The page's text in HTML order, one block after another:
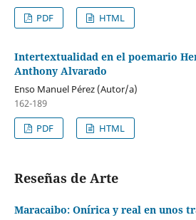
PDF
HTML
Intertextualidad en el poemario
Anthony Alvarado
Enso Manuel Pérez (Autor/a)
162-189
PDF
HTML
Reseñas de Arte
Maracaibo: Onírica y real en unos